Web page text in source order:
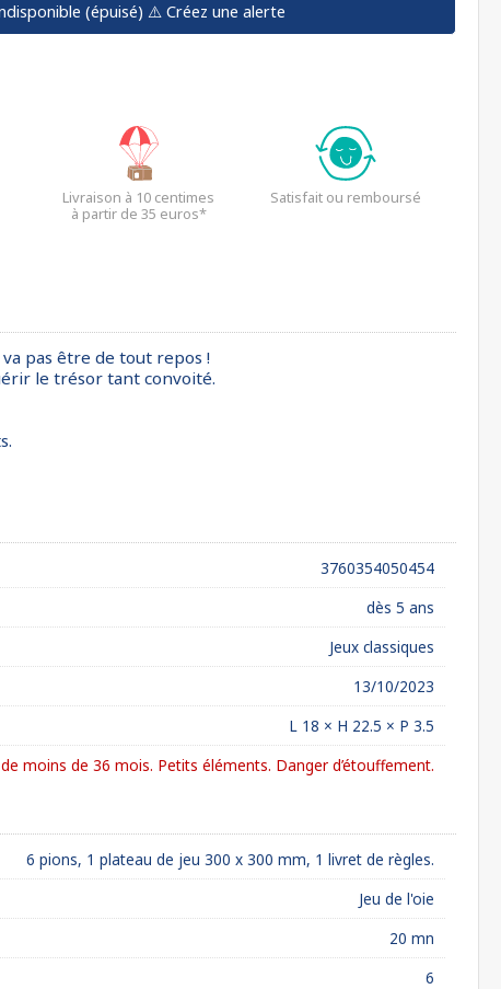
(épuisé) ⚠️ Créez une alerte
Livraison à 10 centimes
à partir de 35 euros*
Satisfait ou remboursé
pas être de tout repos !
le trésor tant convoité.
3760354050454
dès 5 ans
Jeux classiques
13/10/2023
L 18 × H 22.5 × P 3.5
moins de 36 mois. Petits éléments. Danger d’étouffement.
6 pions, 1 plateau de jeu 300 x 300 mm, 1 livret de règles.
Jeu de l'oie
20 mn
6